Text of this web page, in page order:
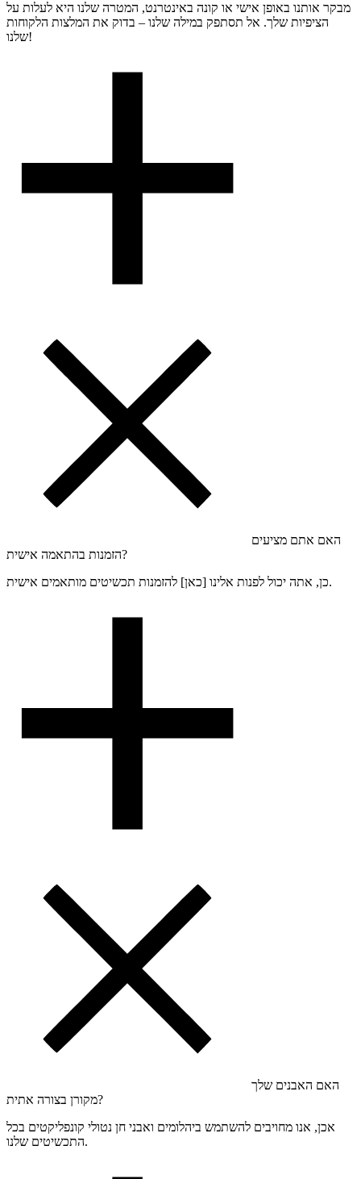
מבקר אותנו באופן אישי או קונה באינטרנט, המטרה שלנו היא לעלות על
הציפיות שלך. אל תסתפק במילה שלנו – בדוק את המלצות הלקוחות
שלנו!
האם אתם מציעים
הזמנות בהתאמה אישית?
כן, אתה יכול לפנות אלינו [כאן] להזמנות תכשיטים מותאמים אישית.
האם האבנים שלך
מקורן בצורה אתית?
אכן, אנו מחויבים להשתמש ביהלומים ואבני חן נטולי קונפליקטים בכל
התכשיטים שלנו.